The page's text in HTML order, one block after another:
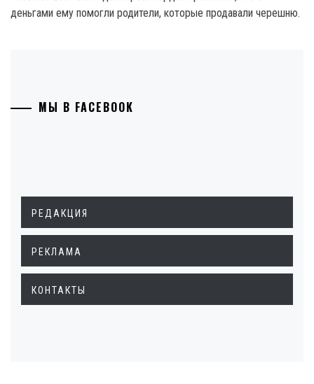
деньгами ему помогли родители, которые продавали черешню.
МЫ В FACEBOOK
РЕДАКЦИЯ
РЕКЛАМА
КОНТАКТЫ